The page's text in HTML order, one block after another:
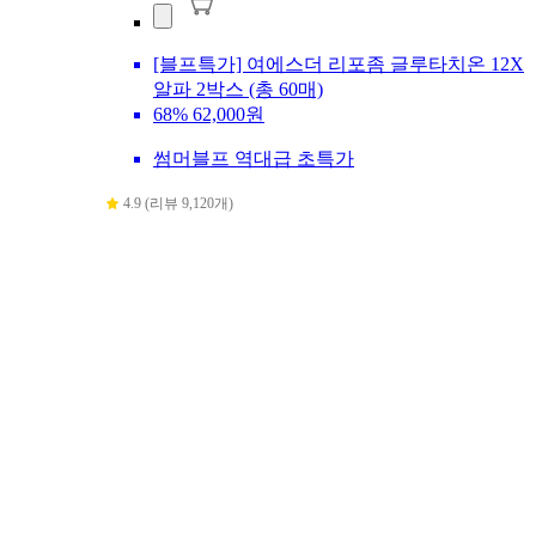
[블프특가] 여에스더 리포좀 글루타치온 12X
알파 2박스 (총 60매)
68% 62,000원
썸머블프 역대급 초특가
4.9 (리뷰 9,120개)